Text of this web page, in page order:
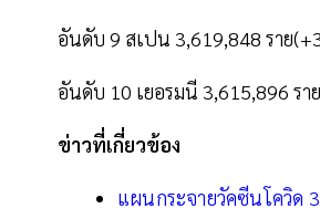
อันดับ 9 สเปน 3,619,848 ราย
อันดับ 10 เยอรมนี 3,615,896 รา
ข่าวที่เกี่ยวข้อง
แผนกระจายวัคซีนโควิด